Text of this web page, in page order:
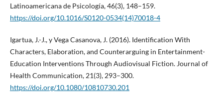
Latinoamericana de Psicología, 46(3), 148–159.
https://doi.org/10.1016/S0120-0534(14)70018-4
Igartua, J.-J., y Vega Casanova, J. (2016). Identification With
Characters, Elaboration, and Counterarguing in Entertainment-
Education Interventions Through Audiovisual Fiction. Journal of
Health Communication, 21(3), 293–300.
https://doi.org/10.1080/10810730.201